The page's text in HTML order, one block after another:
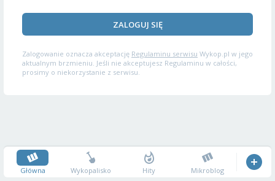
ZALOGUJ SIĘ
Zalogowanie oznacza akceptację Regulaminu serwisu Wykop.pl w jego
aktualnym brzmieniu. Jeśli nie akceptujesz Regulaminu w całości,
prosimy o niekorzystanie z serwisu.
Główna Wykopalisko Hity Mikroblog